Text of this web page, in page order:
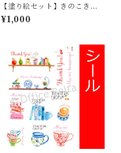
【塗り絵セット】きのこきの
こ
¥1,000